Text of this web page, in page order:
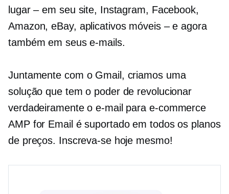
lugar – em seu site, Instagram, Facebook,
Amazon, eBay, aplicativos móveis – e agora
também em seus e-mails.
Juntamente com o Gmail, criamos uma
solução que tem o poder de revolucionar
verdadeiramente o e-mail para e-commerce
AMP for Email é suportado em todos os planos
de preços. Inscreva-se hoje mesmo!